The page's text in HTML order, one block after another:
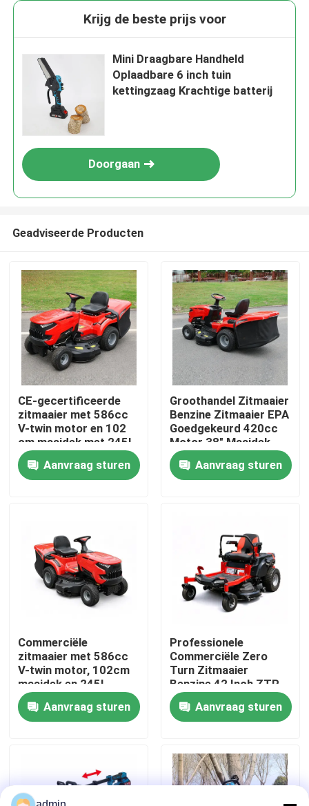
VERZENDEN
Thuis
Producten
Over ons
fabrieksdisplay
Vraag een offerte
Benzinekettingzaag
elektrische kettingzaag
Krijg de beste prijs voor
Mini Draagbare Handheld
Oplaadbare 6 inch tuin
kettingzaag Krachtige batterij
Doorgaan
Geadviseerde Producten
CE-gecertificeerde
zitmaaier met 586cc
V-twin motor en 102
cm maaidek met 245L
grasopvangbak
Aanvraag sturen
Groothandel Zitmaaier
Benzine Zitmaaier EPA
Goedgekeurd 420cc
Motor 38" Maaidek
Grasmaaier Tractor
OEM Ondersteuning
Aanvraag sturen
Commerciële
zitmaaier met 586cc
V-twin motor, 102cm
maaidek en 245L
grasopvangzak
Aanvraag sturen
Professionele
Commerciële Zero
Turn Zitmaaier
Benzine 42 Inch ZTR
Maaier
Aanvraag sturen